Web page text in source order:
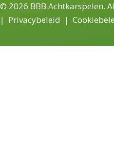
© 2026 BBB Achtkarspelen.
| Privacybeleid |